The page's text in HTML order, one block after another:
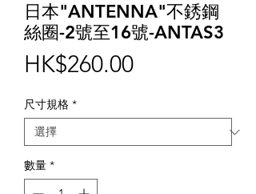
日本"ANTENNA"不銹鋼
絲圈-2號至16號-ANTAS3
HK$260.00價
尺寸規格 *
數量 *